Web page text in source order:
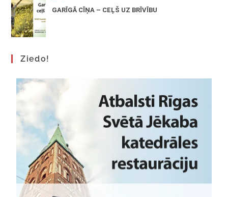
GARĪGĀ CĪŅA – CEĻŠ UZ BRĪVĪBU
Ziedo!